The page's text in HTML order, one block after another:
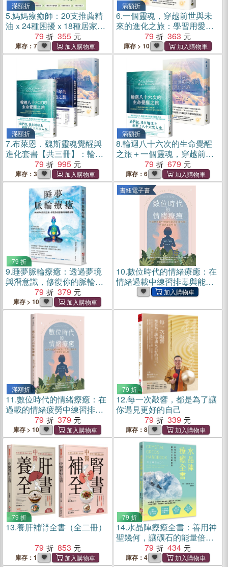
滿額折
5.媽媽療癒師：20支推薦精
油ｘ24種困擾ｘ18種居家應
用ｘ18種手作配方
79 355
庫存：7
滿額折
6.一個靈魂，穿越前世與未
來的進化之旅：學習用愛的
各種形式，活出更高版本的
自己
79 363
庫存 > 10
滿額折
7.布萊恩．魏斯靈魂覺醒與
進化套書【共三冊】：輪迴
八十六次的生命覺醒之旅×輪
迴兩千年的命定相遇之旅×一
個靈魂，穿越前世與未來的
進化之旅
79 995
庫存：3
滿額折
8.輪迴八十六次的生命覺醒
之旅＋一個靈魂，穿越前世
與未來的進化之旅套書(共二
冊)
79 679
庫存：6
79 折
9.睡夢脈輪療癒：透過夢境
與潛意識，修復你的脈輪與
身體健康79 379
庫存 > 10
書紐電子書
10.數位時代的情緒療癒：在
情緒過載中練習排毒與能量
修復，得到真正的休息(電子
滿額折
11.數位時代的情緒療癒：在
過載的情緒疲勞中練習排
毒，得到真正的休息
79 379
庫存 > 10
79 折
12.每一次敲響，都是為了讓
你遇見更好的自己
79
339
庫存：8
79 折
13.養肝補腎全書（全二冊）
79
853
庫存：1
79 折
14.水晶陣療癒全書：善用神
聖幾何，讓礦石的能量倍增
（隨附：43種常用礦石介
紹）
79 434
庫存：4